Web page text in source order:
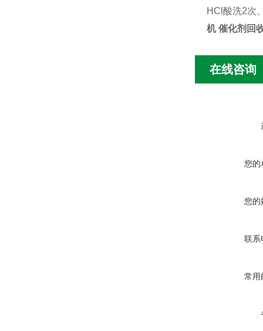
HCl酸洗2次
机 催化剂回
在线咨询
您的
您的
联系
常用